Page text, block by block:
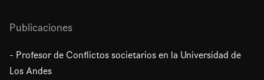
Publicaciones
- Profesor de Conflictos societarios en la Universidad de
Los Andes